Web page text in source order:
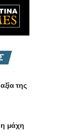
της
η μάχη